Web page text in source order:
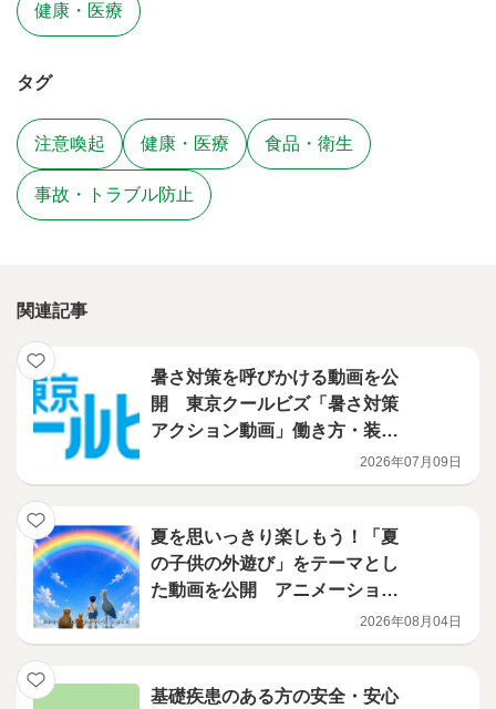
健康・医療
タグ
注意喚起 健康・医療 食品・衛生
事故・トラブル防止
関連記事
暑さ対策を呼びかける動画を公
開 東京クールビズ「暑さ対策
アクション動画」働き方・装い
2026年07月09日
夏を思いっきり楽しもう！「夏
の子供の外遊び」をテーマとし
た動画を公開 アニメーション
2026年08月04日
基礎疾患のある方の安全・安心